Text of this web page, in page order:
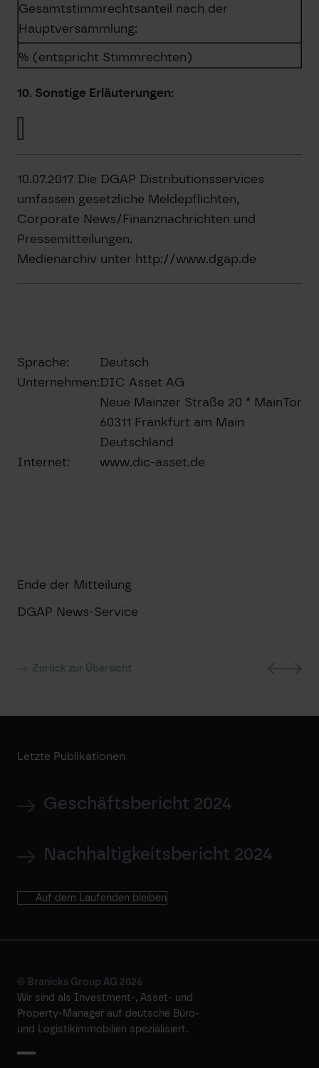
Gesamtstimmrechtsanteil nach der
Hauptversammlung:
% (entspricht Stimmrechten)
10. Sonstige Erläuterungen:
10.07.2017 Die DGAP Distributionsservices
umfassen gesetzliche Meldepflichten,
Corporate News/Finanznachrichten und
Pressemitteilungen.
Medienarchiv unter http://www.dgap.de
Sprache:
Deutsch
Unternehmen:DIC Asset AG
Neue Mainzer Straße 20 * MainTor
60311 Frankfurt am Main
Deutschland
Internet:
www.dic-asset.de
Ende der Mitteilung
DGAP News-Service
Zurück zur Übersicht
Letzte Publikationen
Geschäftsbericht 2024
Nachhaltigkeitsbericht 2024
Auf dem Laufenden bleiben
© Branicks Group AG 2026
Wir sind als ­Investment-, ­Asset- und
­Property-Manager auf deutsche ­Büro-
und Logistikimmobilien spezialisiert.